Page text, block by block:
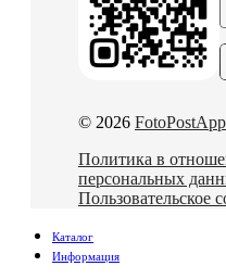
© 2026 FotoPostApp
Политика в
персональных
Пользовательское
Каталог
Информация